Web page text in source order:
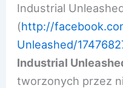
Industrial
(http://
Unleashed/17476
Industrial
tworzonych przez